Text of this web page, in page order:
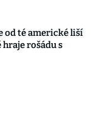
od té americké liší
rošádu s